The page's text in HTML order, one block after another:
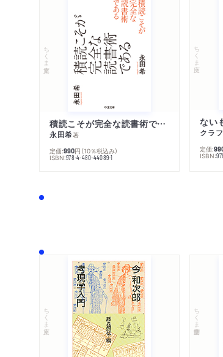
ちくま文庫
積読こそが完全な読書術である
永田希著
定価:990円 （10％税込み）
ISBN:978-4-480-44089-1
ちくま文庫
ない
クラ
定価:
ISBN:
ちくま文庫 ちくま学芸文庫